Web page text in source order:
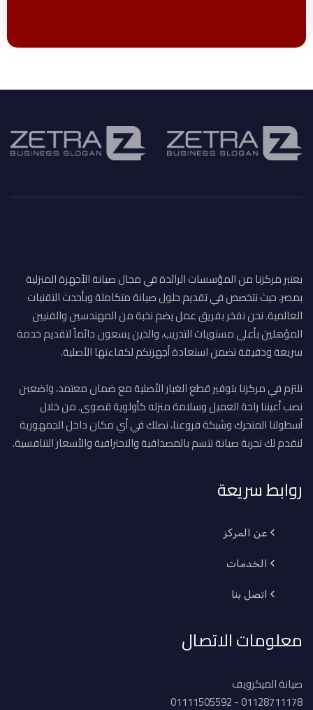
يعتبر مركزنا من المؤسسات الرائدة في مجال صيانة الأجهزة المنزلية
بمصر، حيث نتخصص في تقديم حلول صيانة متكاملة وبأحدث التقنيات
العالمية. نحن نفخر بفريق عمل يضم نخبة من المهندسين والفنيين
المؤهلين بأعلى مستويات التدريب، والذين يسعون دائماً لتقديم خدمة
سريعة ودقيقة تضمن استعادة أجهزتكم لكفاءتها الأصلية.
نلتزم في مركزنا بتوفير قطع الغيار الأصلية مع ضمان معتمد، واضعين
نصب أعيننا راحة العميل وسلامة منزله كأولوية قصوى. من خلال
أسطولنا المتحرك وشبكة فروعنا، نصلك في أي مكان داخل الجمهورية
لنقدم لك تجربة صيانة تتسم بالمصداقية والاحترافية والأسعار التنافسية.
روابط سريعة
عن المركز
الخدمات
اتصل بنا
معلومات الاتصال
صيانة الميكرويف
01128711178 - 01111505592